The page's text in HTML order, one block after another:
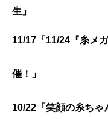
生」
11/17「11/24『糸メ
催！」
10/22「笑顔の糸ちゃ